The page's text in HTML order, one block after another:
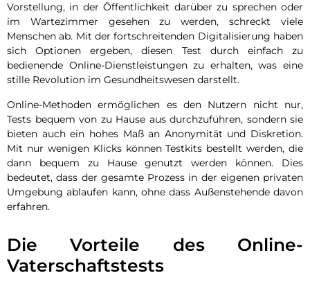
Vorstellung, in der Öffentlichkeit darüber zu sprechen oder
im Wartezimmer gesehen zu werden, schreckt viele
Menschen ab. Mit der fortschreitenden Digitalisierung haben
sich Optionen ergeben, diesen Test durch einfach zu
bedienende Online-Dienstleistungen zu erhalten, was eine
stille Revolution im Gesundheitswesen darstellt.
Online-Methoden ermöglichen es den Nutzern nicht nur,
Tests bequem von zu Hause aus durchzuführen, sondern sie
bieten auch ein hohes Maß an Anonymität und Diskretion.
Mit nur wenigen Klicks können Testkits bestellt werden, die
dann bequem zu Hause genutzt werden können. Dies
bedeutet, dass der gesamte Prozess in der eigenen privaten
Umgebung ablaufen kann, ohne dass Außenstehende davon
erfahren.
Die Vorteile des Online-
Vaterschaftstests